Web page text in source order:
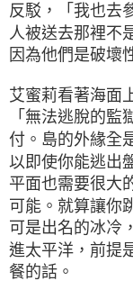
反駁，「我也去
人被送去那裡不
因為他們是破壞
艾蜜莉看著海面
「無法逃脫的
付。島的外緣全
以即使你能逃出
平面也需要很大
可能。就算讓你
可是出名的冰冷
進太平洋，前提
餐的話。